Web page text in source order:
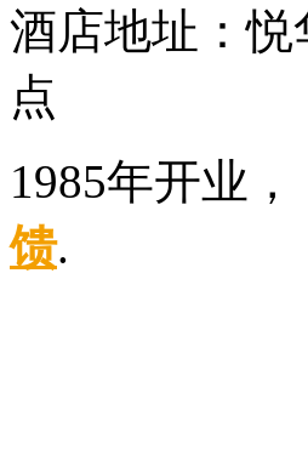
酒店地址：
点
1985年开业
馈.